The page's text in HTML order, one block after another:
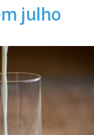
julho